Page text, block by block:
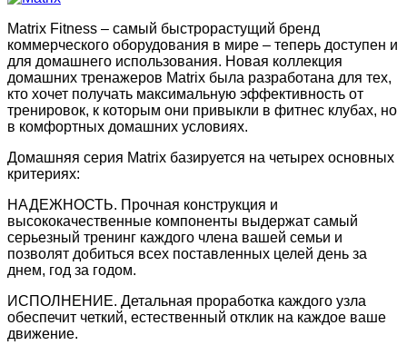
Matrix Fitness – самый быстрорастущий бренд
коммерческого оборудования в мире – теперь доступен и
для домашнего использования. Новая коллекция
домашних тренажеров Matrix была разработана для тех,
кто хочет получать максимальную эффективность от
тренировок, к которым они привыкли в фитнес клубах, но
в комфортных домашних условиях.
Домашняя серия Matrix базируется на четырех основных
критериях:
НАДЕЖНОСТЬ. Прочная конструкция и
высококачественные компоненты выдержат самый
серьезный тренинг каждого члена вашей семьи и
позволят добиться всех поставленных целей день за
днем, год за годом.
ИСПОЛНЕНИЕ. Детальная проработка каждого узла
обеспечит четкий, естественный отклик на каждое ваше
движение.